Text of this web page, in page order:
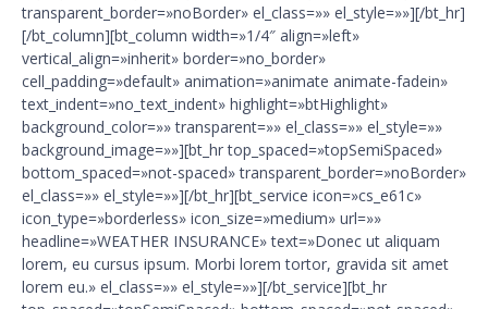
transparent_border=»noBorder» el_class=»» el_style=»»][/bt_hr]
[/bt_column][bt_column width=»1/4″ align=»left»
vertical_align=»inherit» border=»no_border»
cell_padding=»default» animation=»animate animate-fadein»
text_indent=»no_text_indent» highlight=»btHighlight»
background_color=»» transparent=»» el_class=»» el_style=»»
background_image=»»][bt_hr top_spaced=»topSemiSpaced»
bottom_spaced=»not-spaced» transparent_border=»noBorder»
el_class=»» el_style=»»][/bt_hr][bt_service icon=»cs_e61c»
icon_type=»borderless» icon_size=»medium» url=»»
headline=»WEATHER INSURANCE» text=»Donec ut aliquam
lorem, eu cursus ipsum. Morbi lorem tortor, gravida sit amet
lorem eu.» el_class=»» el_style=»»][/bt_service][bt_hr